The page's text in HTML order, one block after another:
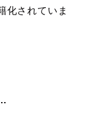
化されていま